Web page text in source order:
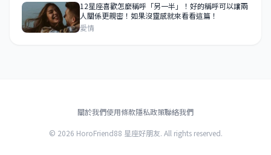
12星座喜歡怎麼稱呼「另一半」！好的稱呼可以讓兩
人關係更親密！如果沒靈感就來看看這篇！
愛情
關於我們使用條款隱私政策聯絡我們
© 2026 HoroFriend88 星座好朋友. All rights reserved.